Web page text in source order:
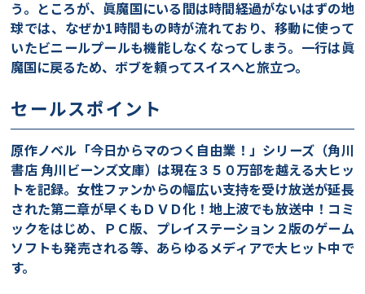
う。ところが、眞魔国にいる間は時間経過がないはずの地
球では、なぜか1時間もの時が流れており、移動に使って
いたビニールプールも機能しなくなってしまう。一行は眞
魔国に戻るため、ボブを頼ってスイスへと旅立つ。
セールスポイント
原作ノベル「今日からマのつく自由業！」シリーズ（角川
書店 角川ビーンズ文庫）は現在３５０万部を越える大ヒッ
トを記録。女性ファンからの幅広い支持を受け放送が延長
された第二章が早くもＤＶＤ化！地上波でも放送中！コミ
ックをはじめ、ＰＣ版、プレイステーション２版のゲーム
ソフトも発売される等、あらゆるメディアで大ヒット中で
す。